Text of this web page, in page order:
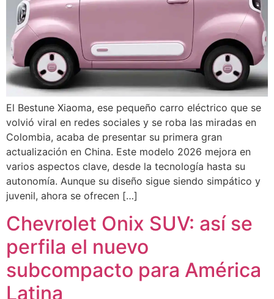
El Bestune Xiaoma, ese pequeño carro eléctrico que se
volvió viral en redes sociales y se roba las miradas en
Colombia, acaba de presentar su primera gran
actualización en China. Este modelo 2026 mejora en
varios aspectos clave, desde la tecnología hasta su
autonomía. Aunque su diseño sigue siendo simpático y
juvenil, ahora se ofrecen […]
Chevrolet Onix SUV: así se
perfila el nuevo
subcompacto para América
Latina